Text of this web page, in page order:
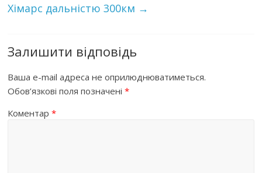
Хімарс дальністю 300км →
Залишити відповідь
Ваша e-mail адреса не оприлюднюватиметься.
Обов’язкові поля позначені*
Коментар*